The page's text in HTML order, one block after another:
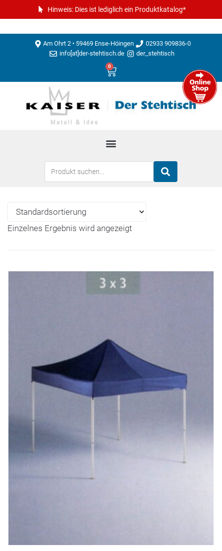
Hinweis: Dies ist lediglich ein Produktkatalog*
Am Ohrt 2 • 59469 Ense-Höingen
02933 909836-0
info[at]der-stehtisch.de
der_stehtisch
0
Einzelnes Ergebnis wird angezeigt